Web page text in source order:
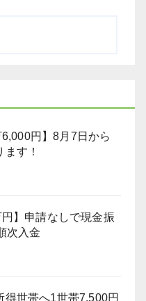
6,000円】8月7日から
す！
円】申請なしで現金振
次入金
得世帯へ1世帯7,500円